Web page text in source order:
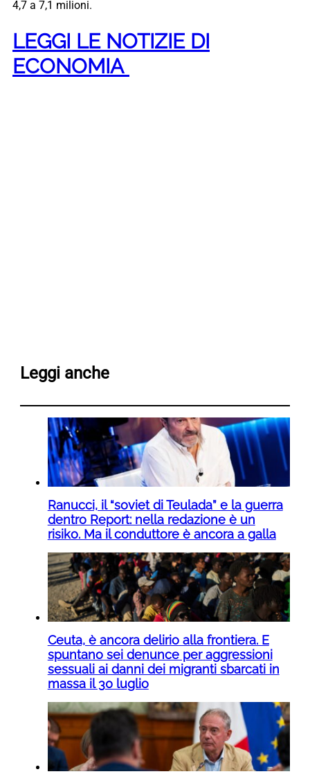
4,7 a 7,1 milioni.
LEGGI LE NOTIZIE DI
ECONOMIA
Leggi anche
Ranucci, il “soviet di Teulada” e la guerra
dentro Report: nella redazione è un
risiko. Ma il conduttore è ancora a galla
Ceuta, è ancora delirio alla frontiera. E
spuntano sei denunce per aggressioni
sessuali ai danni dei migranti sbarcati in
massa il 30 luglio